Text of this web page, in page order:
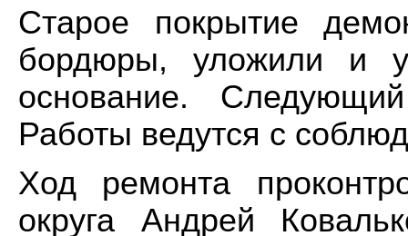
Старое покрытие
бордюры, уложили и
основание.
Работы ведутся с
Ход ремонта
округа Андрей